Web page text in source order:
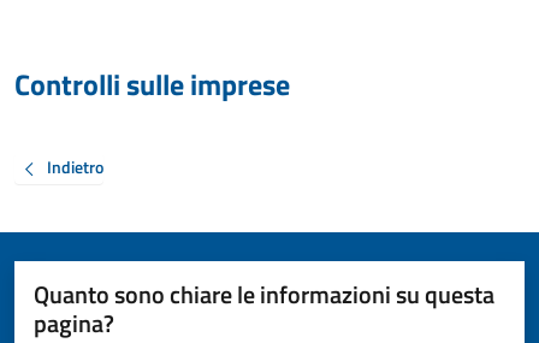
Controlli sulle imprese
Indietro
Quanto sono chiare le informazioni su questa
pagina?